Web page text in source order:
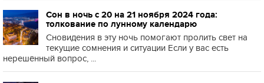
Сон в ночь с 20 на 21 ноября 2024 года:
толкование по лунному календарю
Сновидения в эту ночь помогают пролить свет на
текущие сомнения и ситуации Если у вас есть
нерешённый вопрос, ...